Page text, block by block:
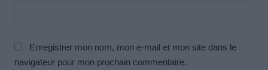
Enregistrer mon nom, mon e-mail et mon site dans le
navigateur pour mon prochain commentaire.